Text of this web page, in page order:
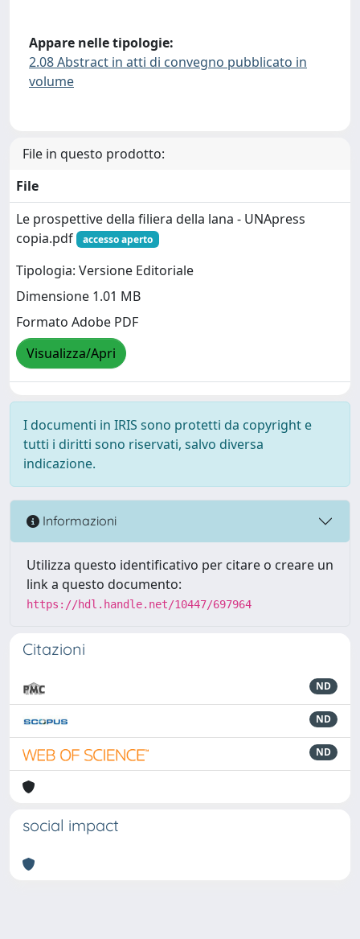
Appare nelle tipologie:
2.08 Abstract in atti di convegno pubblicato in
volume
File in questo prodotto:
File
Le prospettive della filiera della lana - UNApress
copia.pdf
accesso aperto
Tipologia: Versione Editoriale
Dimensione 1.01 MB
Formato Adobe PDF
Visualizza/Apri
I documenti in IRIS sono protetti da copyright e
tutti i diritti sono riservati, salvo diversa
indicazione.
Informazioni
Utilizza questo identificativo per citare o creare un
link a questo documento:
https://hdl.handle.net/10447/697964
Citazioni
ND
ND
ND
social impact